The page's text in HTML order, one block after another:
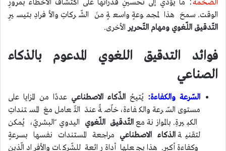
الضّخمة؛ ما يُؤدّي إلى تحسينِ قدراتها على اكتشاف الأخطاء بمرورِ
الوقت. سمحَ هذا لمجموعةٍ واسعةٍ منَ الشّركاتِ والأفرادِ بتيسيرِ
التّدقيق اللّغوي ومهام التّحريرالأخرى.
فوائد التدقيق اللغوي المدعوم بالذكاء
الصناعي
السّرعة والكفاءة: يُتيحُ الذّكاء الاصطناعي عددًا من المزايا على
مستوى السّرعة والكفاءة، خاّصةً عندَ التّعامل معَ المستنداتِ
الكبيرةِ. بالموازنة مع التّدقيق اللّغوي اليدوي ّالبشريّ، يُمكن
لتقنية الذكاء الاصطناعي مراجعة المستندات نفسها بسرعةٍ
وكفاءةٍ أكبر. هذا يجعلها أداة رائعة للشّركات والأفراد الّذين